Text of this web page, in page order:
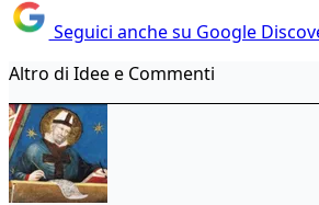
Seguici anche su Google
Altro di Idee e Commenti